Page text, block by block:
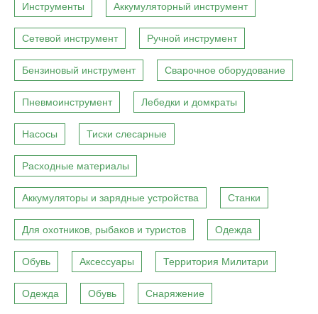
Инструменты Аккумуляторный инструмент
Сетевой инструмент Ручной инструмент
Бензиновый инструмент Сварочное оборудование
Пневмоинструмент Лебедки и домкраты
Насосы Тиски слесарные
Расходные материалы
Аккумуляторы и зарядные устройства Станки
Для охотников, рыбаков и туристов Одежда
Обувь Аксессуары Территория Милитари
Одежда Обувь Снаряжение